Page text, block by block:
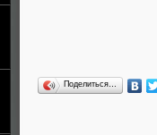
Поделиться…